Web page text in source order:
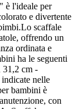
è l'ideale per
e divertente
scaffale
offrendo un
ordinata e
ha le seguenti
31,2 cm -
nelle
bambini è
con